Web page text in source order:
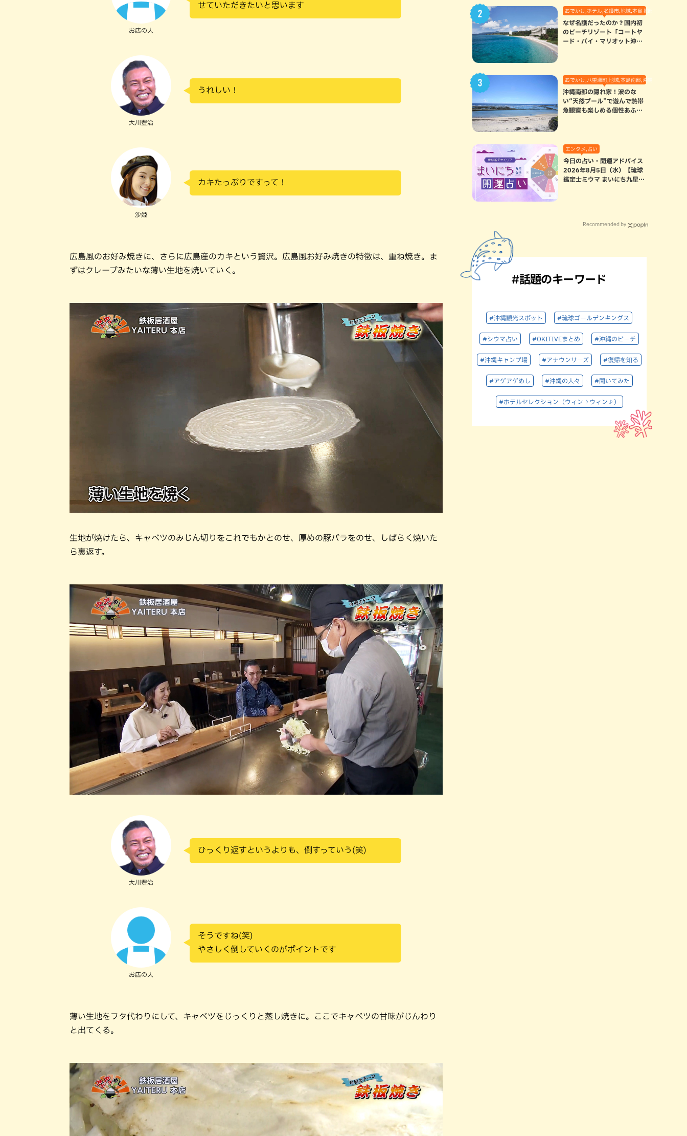
お店の人
せていただきたいと思います
大川豊治
うれしい！
沙姫
カキたっぷりですって！
広島風のお好み焼きに、さらに広島産のカキという贅沢。広島風お好み焼きの特徴は、重ね焼き。ま
ずはクレープみたいな薄い生地を焼いていく。
生地が焼けたら、キャベツのみじん切りをこれでもかとのせ、厚めの豚バラをのせ、しばらく焼いた
ら裏返す。
大川豊治
ひっくり返すというよりも、倒すっていう(笑)
お店の人
そうですね(笑)
やさしく倒していくのがポイントです
薄い生地をフタ代わりにして、キャベツをじっくりと蒸し焼きに。ここでキャベツの甘味がじんわり
と出てくる。
おでかけ,ホテル,名護市,地域,本島北部
なぜ名護だったのか？国内初
のビーチリゾート「コートヤ
ード・バイ・マリオット沖縄
おでかけ,八重瀬町,地域,本島南部,沖縄の海,自然
沖縄南部の隠れ家！波のな
い“天然プール”で遊んで熱帯
魚観察も楽しめる個性あふれ
エンタメ,占い
今日の占い・開運アドバイス
2026年8月5日（水）【琉球
鑑定士ミウマ まいにち九星気
Recommended by
#話題のキーワード
#沖縄観光スポット #琉球ゴールデンキングス
#シウマ占い #OKITIVEまとめ #沖縄のビーチ
#沖縄キャンプ場 #アナウンサーズ #復帰を知る
#アゲアゲめし #沖縄の人々 #聞いてみた
#ホテルセレクション（ウィン♪ウィン♪）